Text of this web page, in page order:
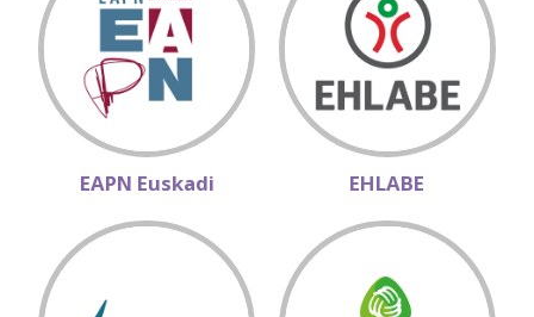
EAPN Euskadi EHLABE